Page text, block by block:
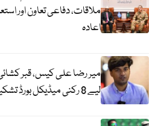
ملاقات، دفاعی تعاون اور
اعادہ
میر رضا علی کیس، قبر
لیے 8 رکنی میڈیکل بورڈ تشکیل دے دیا گیا